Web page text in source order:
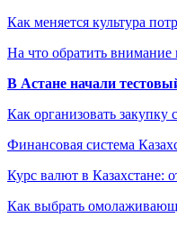
Как меняется культура
На что обратить внимание
В Астане начали
Как организовать
Финансовая система
Курс валют в Казахстане:
Как выбрать